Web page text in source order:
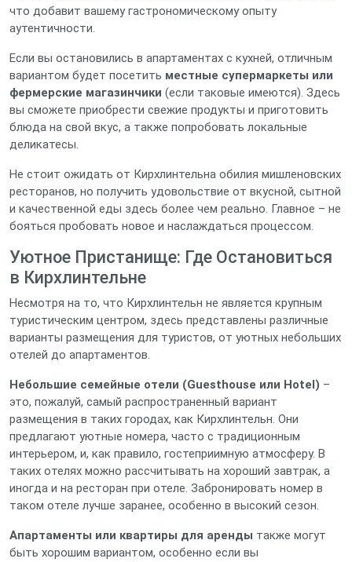
что добавит вашему гастрономическому опыту
аутентичности.
Если вы остановились в апартаментах с кухней, отличным
вариантом будет посетить местные супермаркеты или
фермерские магазинчики (если таковые имеются). Здесь
вы сможете приобрести свежие продукты и приготовить
блюда на свой вкус, а также попробовать локальные
деликатесы.
Не стоит ожидать от Кирхлинтельна обилия мишленовских
ресторанов, но получить удовольствие от вкусной, сытной
и качественной еды здесь более чем реально. Главное – не
бояться пробовать новое и наслаждаться процессом.
Уютное Пристанище: Где Остановиться
в Кирхлинтельне
Несмотря на то, что Кирхлинтельн не является крупным
туристическим центром, здесь представлены различные
варианты размещения для туристов, от уютных небольших
отелей до апартаментов.
Небольшие семейные отели (Guesthouse или Hotel) –
это, пожалуй, самый распространенный вариант
размещения в таких городах, как Кирхлинтельн. Они
предлагают уютные номера, часто с традиционным
интерьером, и, как правило, гостеприимную атмосферу. В
таких отелях можно рассчитывать на хороший завтрак, а
иногда и на ресторан при отеле. Забронировать номер в
таком отеле лучше заранее, особенно в высокий сезон.
Апартаменты или квартиры для аренды также могут
быть хорошим вариантом, особенно если вы